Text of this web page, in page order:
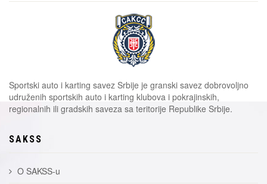
Sportski auto i karting savez Srbije je granski savez dobrovoljno
udruženih sportskih auto i karting klubova i pokrajinskih,
regionalnih ili gradskih saveza sa teritorije Republike Srbije.
SAKSS
O SAKSS-u